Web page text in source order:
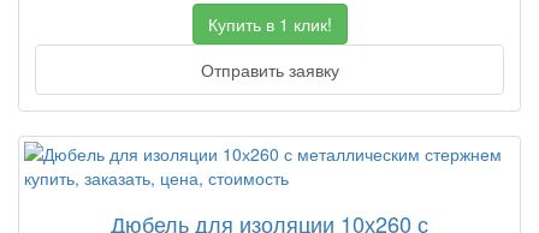
Купить в 1 клик!
Отправить заявку
Дюбель для изоляции 10х260 с